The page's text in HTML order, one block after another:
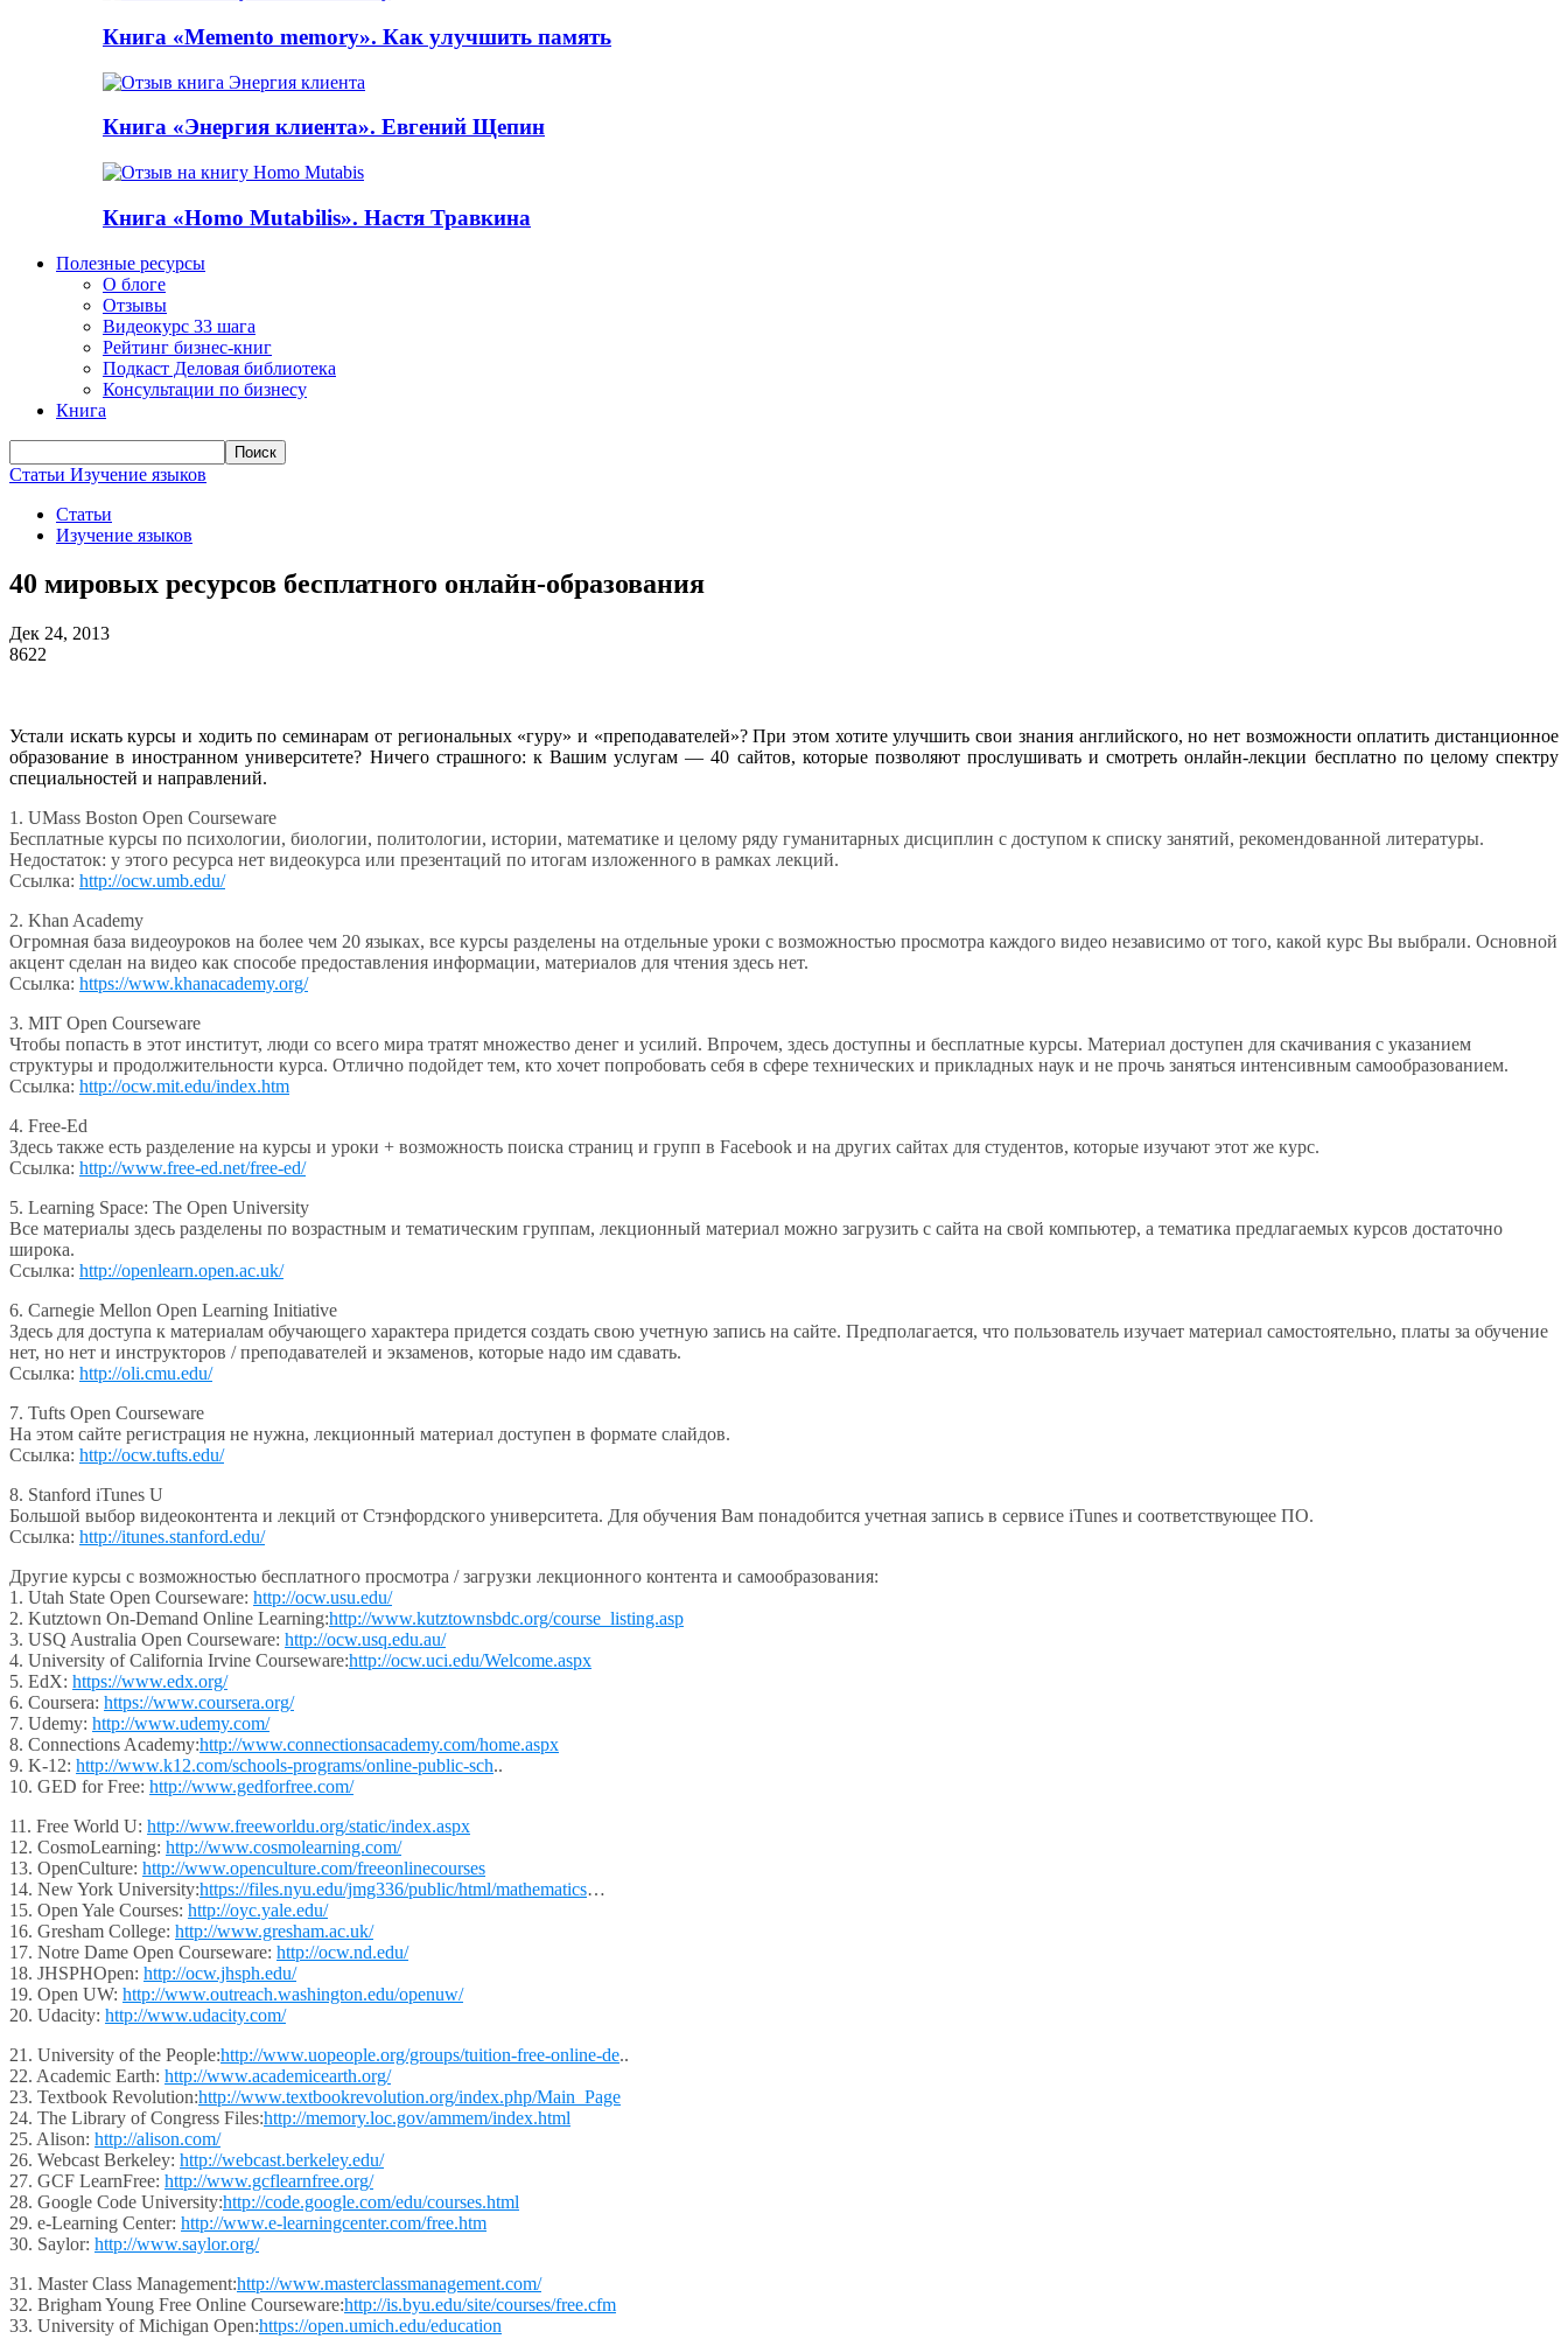
Книга «Memento memory». Как улучшить память
Книга «Энергия клиента». Евгений Щепин
Книга «Homo Mutabilis». Настя Травкина
Полезные ресурсы
О блоге
Отзывы
Видеокурс 33 шага
Рейтинг бизнес-книг
Подкаст Деловая библиотека
Консультации по бизнесу
Книга
Статьи Изучение языков
Статьи
Изучение языков
40 мировых ресурсов бесплатного онлайн-образования
Дек 24, 2013
8622
Устали искать курсы и ходить по семинарам от региональных «гуру» и «преподавателей»? При этом хотите улучшить свои знания английского, но нет возможности оплатить дистанционное
образование в иностранном университете? Ничего страшного: к Вашим услугам — 40 сайтов, которые позволяют прослушивать и смотреть онлайн-лекции бесплатно по целому спектру
специальностей и направлений.
1. UMass Boston Open Courseware
Бесплатные курсы по психологии, биологии, политологии, истории, математике и целому ряду гуманитарных дисциплин с доступом к списку занятий, рекомендованной литературы.
Недостаток: у этого ресурса нет видеокурса или презентаций по итогам изложенного в рамках лекций.
Ссылка: http://ocw.umb.edu/
2. Khan Academy
Огромная база видеоуроков на более чем 20 языках, все курсы разделены на отдельные уроки с возможностью просмотра каждого видео независимо от того, какой курс Вы выбрали. Основной
акцент сделан на видео как способе предоставления информации, материалов для чтения здесь нет.
Ссылка: https://www.khanacademy.org/
3. MIT Open Courseware
Чтобы попасть в этот институт, люди со всего мира тратят множество денег и усилий. Впрочем, здесь доступны и бесплатные курсы. Материал доступен для скачивания с указанием
структуры и продолжительности курса. Отлично подойдет тем, кто хочет попробовать себя в сфере технических и прикладных наук и не прочь заняться интенсивным самообразованием.
Ссылка: http://ocw.mit.edu/index.htm
4. Free-Ed
Здесь также есть разделение на курсы и уроки + возможность поиска страниц и групп в Facebook и на других сайтах для студентов, которые изучают этот же курс.
Ссылка: http://www.free-ed.net/free-ed/
5. Learning Space: The Open University
Все материалы здесь разделены по возрастным и тематическим группам, лекционный материал можно загрузить с сайта на свой компьютер, а тематика предлагаемых курсов достаточно
широка.
Ссылка: http://openlearn.open.ac.uk/
6. Carnegie Mellon Open Learning Initiative
Здесь для доступа к материалам обучающего характера придется создать свою учетную запись на сайте. Предполагается, что пользователь изучает материал самостоятельно, платы за обучение
нет, но нет и инструкторов / преподавателей и экзаменов, которые надо им сдавать.
Ссылка: http://oli.cmu.edu/
7. Tufts Open Courseware
На этом сайте регистрация не нужна, лекционный материал доступен в формате слайдов.
Ссылка: http://ocw.tufts.edu/
8. Stanford iTunes U
Большой выбор видеоконтента и лекций от Стэнфордского университета. Для обучения Вам понадобится учетная запись в сервисе iTunes и соответствующее ПО.
Ссылка: http://itunes.stanford.edu/
Другие курсы с возможностью бесплатного просмотра / загрузки лекционного контента и самообразования:
1. Utah State Open Courseware: http://ocw.usu.edu/
2. Kutztown On-Demand Online Learning:http://www.kutztownsbdc.org/course_listing.asp
3. USQ Australia Open Courseware: http://ocw.usq.edu.au/
4. University of California Irvine Courseware:http://ocw.uci.edu/Welcome.aspx
5. EdX: https://www.edx.org/
6. Coursera: https://www.coursera.org/
7. Udemy: http://www.udemy.com/
8. Connections Academy:http://www.connectionsacademy.com/home.aspx
9. K-12: http://www.k12.com/schools-programs/online-public-sch..
10. GED for Free: http://www.gedforfree.com/
11. Free World U: http://www.freeworldu.org/static/index.aspx
12. CosmoLearning: http://www.cosmolearning.com/
13. OpenCulture: http://www.openculture.com/freeonlinecourses
14. New York University:https://files.nyu.edu/jmg336/public/html/mathematics…
15. Open Yale Courses: http://oyc.yale.edu/
16. Gresham College: http://www.gresham.ac.uk/
17. Notre Dame Open Courseware: http://ocw.nd.edu/
18. JHSPHOpen: http://ocw.jhsph.edu/
19. Open UW: http://www.outreach.washington.edu/openuw/
20. Udacity: http://www.udacity.com/
21. University of the People:http://www.uopeople.org/groups/tuition-free-online-de..
22. Academic Earth: http://www.academicearth.org/
23. Textbook Revolution:http://www.textbookrevolution.org/index.php/Main_Page
24. The Library of Congress Files:http://memory.loc.gov/ammem/index.html
25. Alison: http://alison.com/
26. Webcast Berkeley: http://webcast.berkeley.edu/
27. GCF LearnFree: http://www.gcflearnfree.org/
28. Google Code University:http://code.google.com/edu/courses.html
29. e-Learning Center: http://www.e-learningcenter.com/free.htm
30. Saylor: http://www.saylor.org/
31. Master Class Management:http://www.masterclassmanagement.com/
32. Brigham Young Free Online Courseware:http://is.byu.edu/site/courses/free.cfm
33. University of Michigan Open:https://open.umich.edu/education